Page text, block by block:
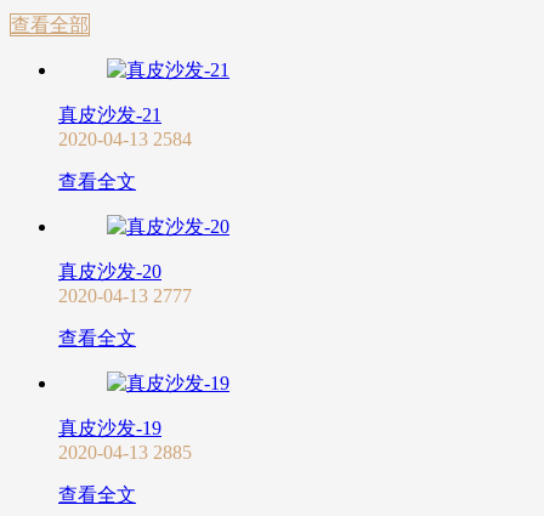
查看全部
真皮沙发-21
2020-04-13 2584
查看全文
真皮沙发-20
2020-04-13 2777
查看全文
真皮沙发-19
2020-04-13 2885
查看全文